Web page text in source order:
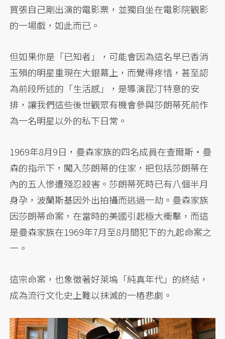
買張自己剛出演的電影票，並獨自坐在電影院觀影
的一場戲，如此而已。
但如果你是「已知者」，可能會因為這名早已香消
玉殞的明星重現在大銀幕上，而覺得疼惜，甚至認
為前段所述的「生活感」，是導演昆汀特意的安
排，讓我們這些後世觀眾有機會參與莎朗蒂死前作
為一名明星以外的私下日常。
1969年8月9日，曼森家族的四名成員在查爾斯・曼
森的指示下，闖入莎朗蒂的住家，把包括莎朗蒂在
內的五人慘遭殘忍殺害。莎朗蒂死時已有八個半月
身孕，波蘭斯基因外出拍攝而逃過一劫。曼森家族
因莎朗蒂命案，在當時的美國引起極大衝擊，而這
是曼森家族在1969年7月至8月間犯下的九起命案之
一。
這宗命案，也象徵著好萊塢「純真年代」的終結，
成為流行文化史上難以抹滅的一樁悲劇。